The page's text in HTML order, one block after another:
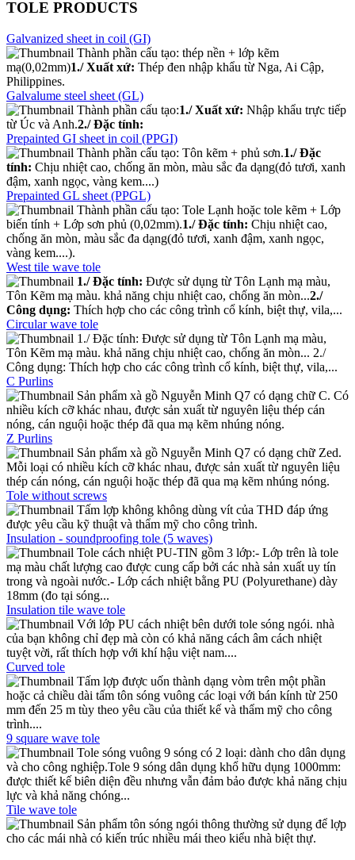
TOLE PRODUCTS
Galvanized sheet in coil (GI)
Thành phần cấu tạo: thép nền + lớp kẽm
mạ(0,02mm)1./ Xuất xứ: Thép đen nhập khẩu từ Nga, Ai Cập,
Philippines.
Galvalume steel sheet (GL)
Thành phần cấu tạo:1./ Xuất xứ: Nhập khẩu trực tiếp
từ Úc và Anh.2./ Đặc tính:
Prepainted GI sheet in coil (PPGI)
Thành phần cấu tạo: Tôn kẽm + phủ sơn.1./ Đặc
tính: Chịu nhiệt cao, chống ăn mòn, màu sắc đa dạng(đỏ tươi, xanh
đậm, xanh ngọc, vàng kem....)
Prepainted GL sheet (PPGL)
Thành phần cấu tạo: Tole Lạnh hoặc tole kẽm + Lớp
biến tính + Lớp sơn phủ (0,02mm).1./ Đặc tính: Chịu nhiệt cao,
chống ăn mòn, màu sắc đa dạng(đỏ tươi, xanh đậm, xanh ngọc,
vàng kem....).
West tile wave tole
1./ Đặc tính: Được sử dụng từ Tôn Lạnh mạ màu,
Tôn Kẽm mạ màu. khả năng chịu nhiệt cao, chống ăn mòn...2./
Công dụng: Thích hợp cho các công trình cổ kính, biệt thự, vila,...
Circular wave tole
1./ Đặc tính: Được sử dụng từ Tôn Lạnh mạ màu,
Tôn Kẽm mạ màu. khả năng chịu nhiệt cao, chống ăn mòn... 2./
Công dụng: Thích hợp cho các công trình cổ kính, biệt thự, vila,...
C Purlins
Sản phẩm xà gồ Nguyễn Minh Q7 có dạng chữ C. Có
nhiều kích cỡ khác nhau, được sản xuất từ nguyên liệu thép cán
nóng, cán nguội hoặc thép đã qua mạ kẽm nhúng nóng.
Z Purlins
Sản phẩm xà gồ Nguyễn Minh Q7 có dạng chữ Zed.
Mỗi loại có nhiều kích cỡ khác nhau, được sản xuất từ nguyên liệu
thép cán nóng, cán nguội hoặc thép đã qua mạ kẽm nhúng nóng.
Tole without screws
Tấm lợp không không dùng vít của THD đáp ứng
được yêu cầu kỹ thuật và thẩm mỹ cho công trình.
Insulation - soundproofing tole (5 waves)
Tole cách nhiệt PU-TIN gồm 3 lớp:- Lớp trên là tole
mạ màu chất lượng cao được cung cấp bởi các nhà sản xuất uy tín
trong và ngoài nước.- Lớp cách nhiệt bằng PU (Polyurethane) dày
18mm (đo tại sóng...
Insulation tile wave tole
Với lớp PU cách nhiệt bên dưới tole sóng ngói. nhà
của bạn không chỉ đẹp mà còn có khả năng cách âm cách nhiệt
tuyệt vời, rất thích hợp với khí hậu việt nam....
Curved tole
Tấm lợp được uốn thành dạng vòm trên một phần
hoặc cả chiều dài tấm tôn sóng vuông các loại với bán kính từ 250
mm đến 25 m tùy theo yêu cầu của thiết kế và thẩm mỹ cho công
trình....
9 square wave tole
Tole sóng vuông 9 sóng có 2 loại: dành cho dân dụng
và cho công nghiệp.Tole 9 sóng dân dụng khổ hữu dụng 1000mm:
được thiết kế biên diện đều nhưng vẫn đảm bảo được khả năng chịu
lực và khả năng chóng...
Tile wave tole
Sản phẩm tôn sóng ngói thông thường sử dụng để lợp
cho các mái nhà có kiến trúc nhiều mái theo kiểu nhà biệt thự.